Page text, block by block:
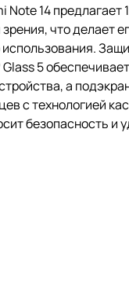
Note 14 предлагает
что делает
5
а
с технологией
безопасность и